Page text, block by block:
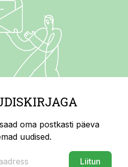
oma postkasti päeva
uudised.
Liitun